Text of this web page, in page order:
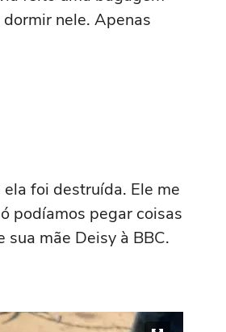
nele. Apenas
foi destruída. Ele me
podíamos pegar coisas
mãe Deisy à BBC.